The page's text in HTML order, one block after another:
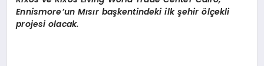
Ennismore’un Mısır başkentindeki ilk şehirölçekli
projesi olacak.